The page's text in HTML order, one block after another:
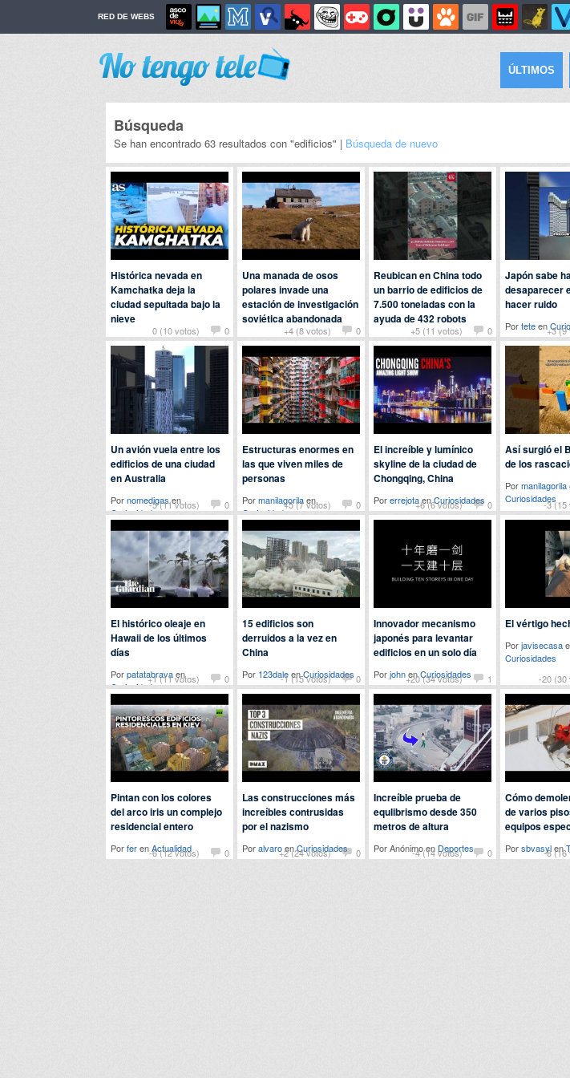
RED DE WEBS
ÚLTIMOS
Búsqueda
Se han encontrado 63 resultados con "edificios" | Búsqueda de nuevo
0 (10 votos) 0
Histórica nevada en
Kamchatka deja la
ciudad sepultada bajo la
nieve
PorbobobobsenActualidad
+4 (8 votos) 0
Una manada de osos
polares invade una
estación de investigación
soviética abandonada
PorBabaenAnimales
+5 (11 votos) 0
Reubican en China todo
un barrio de edificios de
7.500 toneladas con la
ayuda de 432 robots
Pornomedigasen
+3 (9
Japón sabe
desaparecer
hacer ruido
Porteteen
-5 (11 votos) 0
Un avión vuela entre los
edificios de una ciudad
en Australia
Pornomedigasen
Curiosidades
+5 (7 votos) 0
Estructuras enormes en
las que viven miles de
personas
Pormanilagorilaen
Curiosidades
+6 (6 votos) 0
El increíble y lumínico
skyline de la ciudad de
Chongqing, China
PorerrejotaenCuriosidades -3 (15
Así surgió el
de los
Pormanilagorila
Curiosidades
+1 (11 votos) 0
El histórico oleaje en
Hawaii de los últimos
días
Porpatatabravaen
Curiosidades
-1 (15 votos) 0
15 edificios son
derruidos a la vez en
China
Por 123daleenCuriosidades +20 (34 votos) 1
Innovador mecanismo
japonés para levantar
edificios en un solo día
PorjohnenCuriosidades -20 (30
El vértigo
Porjavisecasa
Curiosidades
-6 (12 votos) 0
Pintan con los colores
del arco iris un complejo
residencial entero
PorferenActualidad +2 (24 votos) 0
Las construcciones más
increíbles contrusidas
por el nazismo
PoralvaroenCuriosidades -4 (14 votos) 0
Increíble prueba de
equlibrismo desde 350
metros de altura
Por Anónimo en Deportes -8 (16
Cómo
de varios
equipos
Porsbvasylen